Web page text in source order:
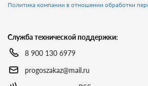
Политика компании в отношении обработки
Служба технической поддержки:
8 900 130 6979
progoszakaz@mail.ru